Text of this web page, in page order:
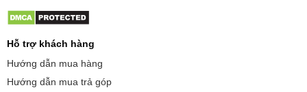
Hỗ trợ khách hàng
Hướng dẫn mua hàng
Hướng dẫn mua trả góp